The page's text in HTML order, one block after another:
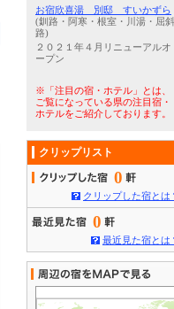
お宿欣喜湯 別邸 すいかずら
(釧路・阿寒・根室・川湯・屈斜
路)
２０２１年４月リニューアルオ
ープン
※「注目の宿・ホテル」とは、
ご覧になっている県の注目宿・
ホテルをご紹介しております。
クリップリスト
0
クリップした宿とは
0
最近見た宿とは